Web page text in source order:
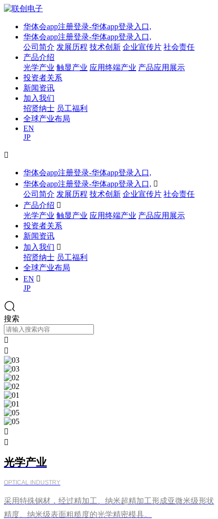
华体会app注册登录-华体app登录入口,
华体会app注册登录-华体app登录入口,
公司简介 发展历程 技术创新 企业宣传片 社会责任
产品介绍
光学产业 触显产业 应用终端产业 产品应用展示
投资者关系
新闻资讯
加入我们
招贤纳士 员工福利
全球产业布局
EN
JP

华体会app注册登录-华体app登录入口,
华体会app注册登录-华体app登录入口, 
公司简介 发展历程 技术创新 企业宣传片 社会责任
产品介绍 
光学产业 触显产业 应用终端产业 产品应用展示
投资者关系
新闻资讯
加入我们 
招贤纳士 员工福利
全球产业布局
EN 
JP
搜索




光学产业
OPTICAL INDUSTRY
采用特殊钢材，经过精加工、纳米超精加工形成亚微米级形状
精度、纳米级表面粗糙度的光学精密模具。